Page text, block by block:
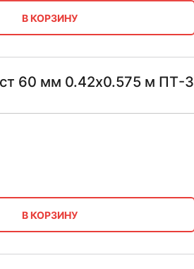
В КОРЗИНУ
60 мм 0.42х0.575 м ПТ-
В КОРЗИНУ